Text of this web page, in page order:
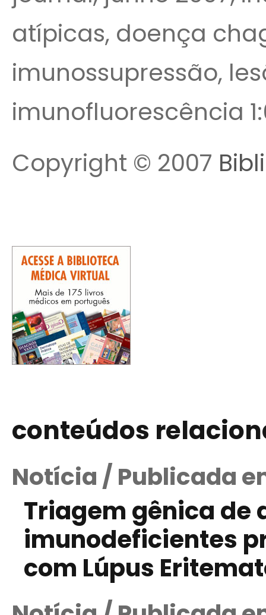
atípicas, doença
imunossupressão,
imunofluorescência
Copyright © 2007
conteúdos
Notícia / Publicada
Triagem gênica de
imunodeficientes
com Lúpus